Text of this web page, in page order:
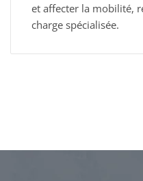
et affecter la mobilité,
charge spécialisée.